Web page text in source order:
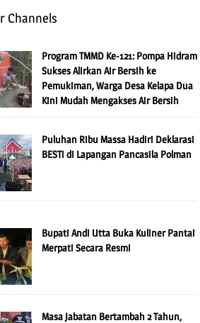
Channels
Program TMMD Ke-121: Pompa Hidram
Sukses Alirkan Air Bersih ke
Pemukiman, Warga Desa Kelapa Dua
Kini Mudah Mengakses Air Bersih
Puluhan Ribu Massa Hadiri Deklarasi
BESTi di Lapangan Pancasila Polman
Bupati Andi Utta Buka Kuliner Pantai
Merpati Secara Resmi
Masa Jabatan Bertambah 2 Tahun,